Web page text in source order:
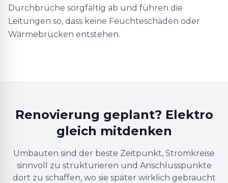
Durchbrüche sorgfältig ab und führen die
Leitungen so, dass keine Feuchteschäden oder
Wärmebrücken entstehen.
Renovierung geplant? Elektro
gleich mitdenken
Umbauten sind der beste Zeitpunkt, Stromkreise
sinnvoll zu strukturieren und Anschlusspunkte
dort zu schaffen, wo sie später wirklich gebraucht